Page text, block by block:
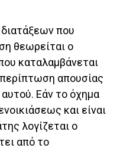
που
θεωρείται ο
καταλαμβάνεται
απουσίας
Εάν το όχημα
και είναι
λογίζεται ο
από το